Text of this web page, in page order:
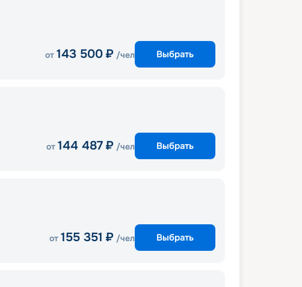
от 143 500 ₽ /чел Выбрать
от 144 487 ₽ /чел Выбрать
от 155 351 ₽ /чел Выбрать